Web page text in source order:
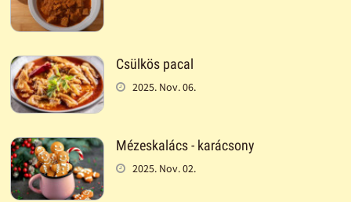
Csülkös pacal
2025. Nov. 06.
Mézeskalács - karácsony
2025. Nov. 02.